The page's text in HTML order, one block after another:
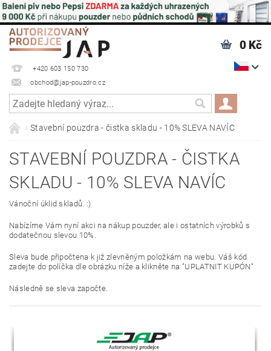
+420 603 150 730
obchod@jap-pouzdro.cz
0 Kč
Stavební pouzdra - čistka skladu - 10% SLEVA NAVÍC
STAVEBNÍ POUZDRA - ČISTKA
SKLADU - 10% SLEVA NAVÍC
Vánoční úklid skladů. :)
Nabízíme Vám nyní akci na nákup pouzder, ale i ostatních výrobků s
dodatečnou slevou 10%.
Sleva bude připočtena k již zlevněným položkám na webu. Váš kód
zadejte do políčka dle obrázku níže a klikněte na "UPLATNIT KUPÓN"
Následně se sleva započte.